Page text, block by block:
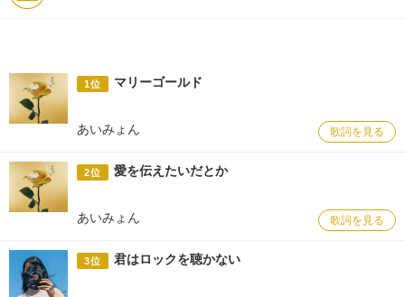
1位 マリーゴールド
あいみょん 歌詞を見る
2位 愛を伝えたいだとか
あいみょん 歌詞を見る
3位 君はロックを聴かない